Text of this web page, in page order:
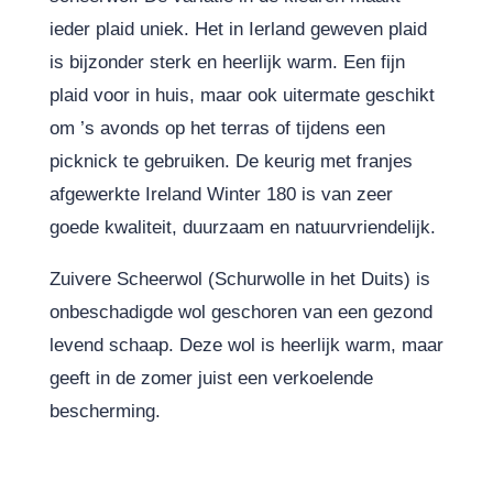
ieder plaid uniek. Het in Ierland geweven plaid
is bijzonder sterk en heerlijk warm. Een fijn
plaid voor in huis, maar ook uitermate geschikt
om ’s avonds op het terras of tijdens een
picknick te gebruiken. De keurig met franjes
afgewerkte Ireland Winter 180 is van zeer
goede kwaliteit, duurzaam en natuurvriendelijk.
Zuivere Scheerwol (Schurwolle in het Duits) is
onbeschadigde wol geschoren van een gezond
levend schaap. Deze wol is heerlijk warm, maar
geeft in de zomer juist een verkoelende
bescherming.